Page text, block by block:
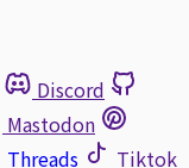
Discord
Mastodon
Threads
Tiktok